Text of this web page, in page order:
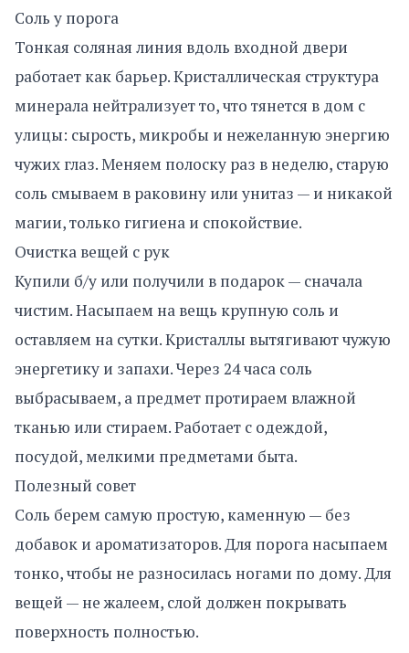
Соль у порога
Тонкая соляная линия вдоль входной двери
работает как барьер. Кристаллическая структура
минерала нейтрализует то, что тянется в дом с
улицы: сырость, микробы и нежеланную энергию
чужих глаз. Меняем полоску раз в неделю, старую
соль смываем в раковину или унитаз — и никакой
магии, только гигиена и спокойствие.
Очистка вещей с рук
Купили б/у или получили в подарок — сначала
чистим. Насыпаем на вещь крупную соль и
оставляем на сутки. Кристаллы вытягивают чужую
энергетику и запахи. Через 24 часа соль
выбрасываем, а предмет протираем влажной
тканью или стираем. Работает с одеждой,
посудой, мелкими предметами быта.
Полезный совет
Соль берем самую простую, каменную — без
добавок и ароматизаторов. Для порога насыпаем
тонко, чтобы не разносилась ногами по дому. Для
вещей — не жалеем, слой должен покрывать
поверхность полностью.